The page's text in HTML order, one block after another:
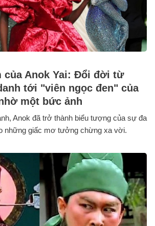
Anok Yai: Đổi đời từ
tới "viên ngọc đen" của
một bức ảnh
Anok đã trở thành biểu tượng của sự đa
những giấc mơ tưởng chừng xa vời.